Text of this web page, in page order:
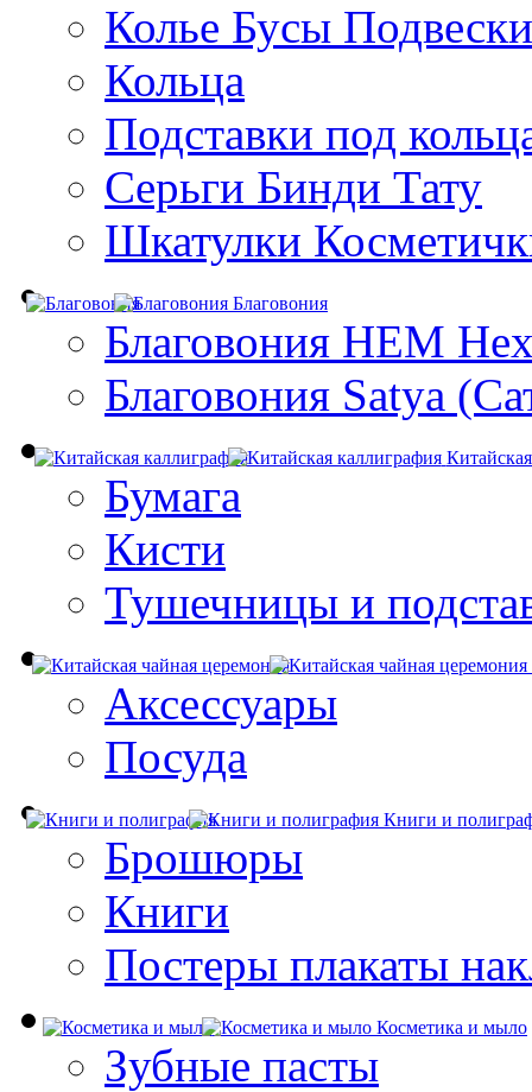
Колье Бусы Подвески
Кольца
Подставки под
Серьги Бинди Тату
Шкатулки
Благовония
Благовония HEM
Благовония Satya
Бумага
Кисти
Тушечницы и
Аксессуары
Посуда
Книги и
Брошюры
Книги
Постеры плакаты
Косметика и мыло
Зубные пасты